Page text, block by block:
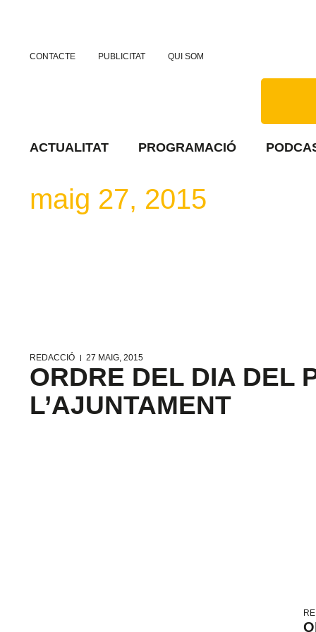
CONTACTE PUBLICITAT QUI SOM
ACTUALITAT PROGRAMACIÓ
maig 27, 2015
REDACCIÓ 27 MAIG, 2015
ORDRE DEL DIA DEL
L’AJUNTAMENT